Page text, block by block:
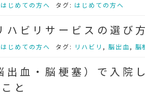
はじめての方へ タグ: はじめての方へ
ハビリサービスの選び方
はじめての方へ タグ: リハビリ , 脳出血 , 脳
出血・脳梗塞）で入院
と